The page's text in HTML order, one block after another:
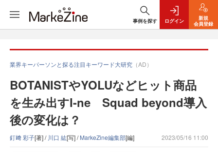
事例を探す ログイン
新規
会員登録
業界キーパーソンと探る注目キーワード大研究 （AD）
BOTANISTやYOLUなどヒット商品
を生み出すI-ne Squad beyond導入
後の変化は？
釘﨑 彩子[著] / 川口 紘[写] /MarkeZine編集部[編] 2023/05/16 11:00